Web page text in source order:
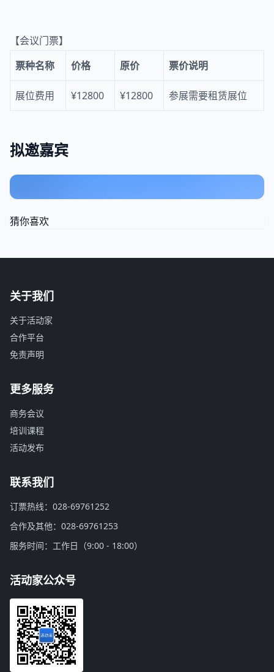
【会议门票】
票种名称
价格 原价 票价说明
展位费用 ¥12800 ¥12800 参展需要租赁展位
拟邀嘉宾
猜你喜欢
关于我们
关于活动家
合作平台
免责声明
更多服务
商务会议
培训课程
活动发布
联系我们
订票热线：028-69761252
合作及其他：028-69761253
服务时间：工作日（9:00 - 18:00）
活动家公众号